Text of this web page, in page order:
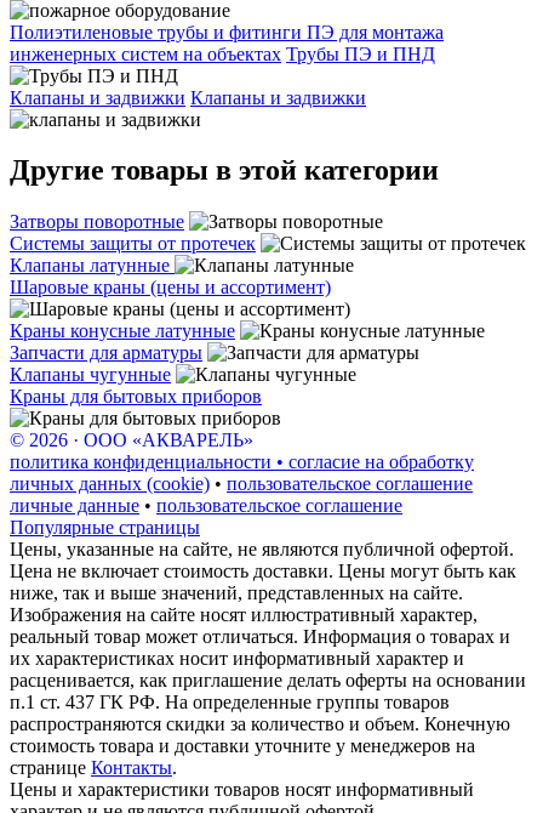
Полиэтиленовые трубы и фитинги ПЭ для монтажа
инженерных систем на объектах Трубы ПЭ и ПНД
Клапаны и задвижки Клапаны и задвижки
Другие товары в этой категории
Затворы поворотные
Системы защиты от протечек
Клапаны латунные
Шаровые краны (цены и ассортимент)
Краны конусные латунные
Запчасти для арматуры
Клапаны чугунные
Краны для бытовых приборов
© 2026 · ООО «АКВАРЕЛЬ»
политика конфиденциальности • согласие на обработку
личных данных (cookie) • пользовательское соглашение
личные данные • пользовательское соглашение
Популярные страницы
Цены, указанные на сайте, не являются публичной офертой.
Цена не включает стоимость доставки. Цены могут быть как
ниже, так и выше значений, представленных на сайте.
Изображения на сайте носят иллюстративный характер,
реальный товар может отличаться. Информация о товарах и
их характеристиках носит информативный характер и
расценивается, как приглашение делать оферты на основании
п.1 ст. 437 ГК РФ. На определенные группы товаров
распространяются скидки за количество и объем. Конечную
стоимость товара и доставки уточните у менеджеров на
странице Контакты.
Цены и характеристики товаров носят информативный